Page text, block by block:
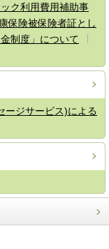
ク利用費用補助事
保険被保険者証とし
制度」について
ージサービス)による